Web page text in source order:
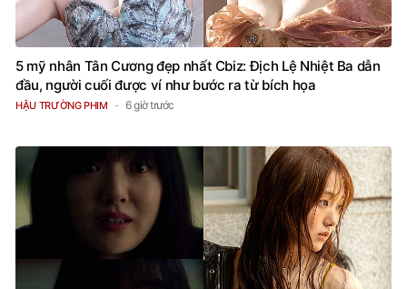
5 mỹ nhân Tân Cương đẹp nhất Cbiz: Địch Lệ Nhiệt Ba dẫn
đầu, người cuối được ví như bước ra từ bích họa
HẬU TRƯỜNG PHIM 6 giờ trước